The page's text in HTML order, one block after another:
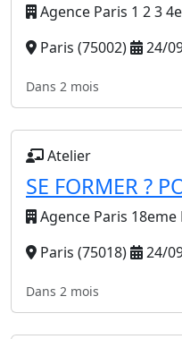
Agence Paris 1 2 3
Paris (75002)
24/
Dans 2 mois
Atelier
SE FORMER ?
Agence Paris 18eme
Paris (75018)
24/
Dans 2 mois